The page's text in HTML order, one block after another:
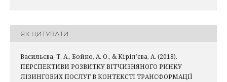
ЯК ЦИТУВАТИ
Васильєва, Т. А., Бойко, А. О., & Кіріл’єва, А. (2018).
ПЕРСПЕКТИВИ РОЗВИТКУ ВІТЧИЗНЯНОГО РИНКУ
ЛІЗИНГОВИХ ПОСЛУГ В КОНТЕКСТІ ТРАНСФОРМАЦІЇ